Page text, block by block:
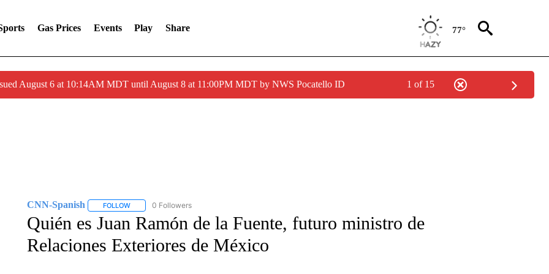
Gas Prices Events Play Share 77°
August 6 at 10:14AM MDT until August 8 at 11:00PM MDT by NWS Pocatello ID 1 of 15
CNN-Spanish FOLLOWFOLLOW "CNN-SPANISH" TO RECEIVE NOTIFICATIONS ABOUT NEW PAGES ON "CNN-SPANISH".
0 Followers
Quién es Juan Ramón de la Fuente, futuro ministro de
Relaciones Exteriores de México